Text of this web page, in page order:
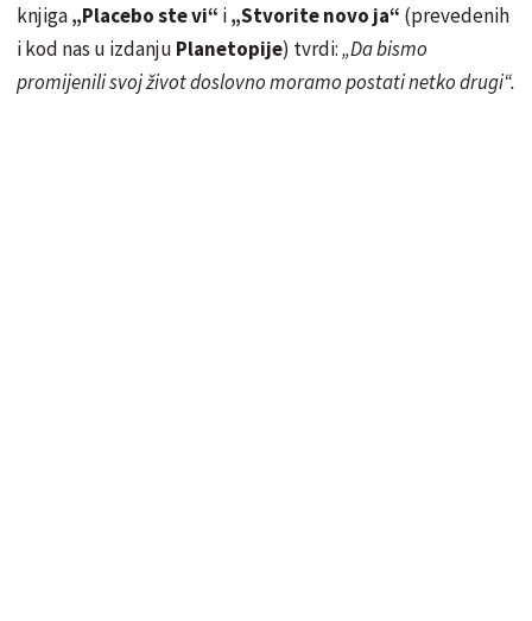
knjiga„Placebo ste vi“ i„Stvorite novo ja“ (prevedenih
i kod nas u izdanju Planetopije) tvrdi:„Da bismo
promijenili svoj život doslovno moramo postati netko drugi“.